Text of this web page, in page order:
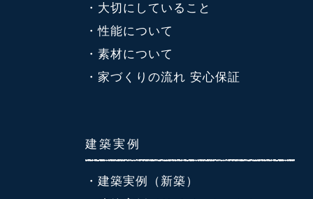
・大切にしていること
・性能について
・素材について
・家づくりの流れ 安心保証
建築実例
・建築実例（新築）